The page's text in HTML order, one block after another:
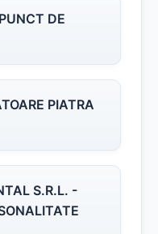
DE
PIATRA
S.R.L. -